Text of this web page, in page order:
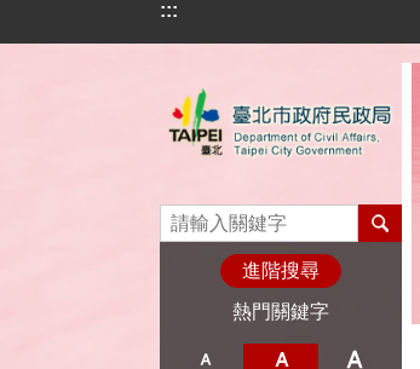
跳到主要內容區塊
:::
進階搜尋
熱門關鍵字